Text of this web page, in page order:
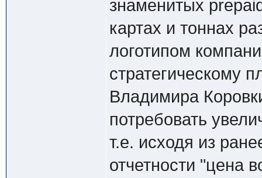
знаменитых
картах и тоннах
логотипом
стратегическому
Владимира
потребовать
т.е. исходя из
отчетности "цена